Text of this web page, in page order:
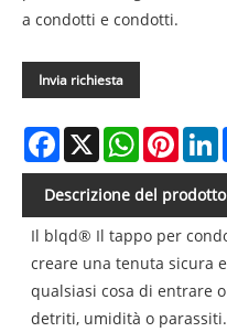
a condotti e condotti.
Invia richiesta
Facebook
X WhatsApp
Descrizione del prodotto
Il blqd® Il tappo per
creare una tenuta sicura
qualsiasi cosa di entrare
detriti, umidità o